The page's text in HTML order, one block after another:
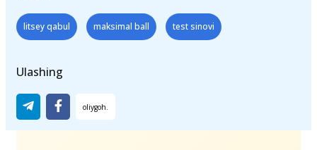
litsey qabul maksimal ball test sinovi
Ulashing